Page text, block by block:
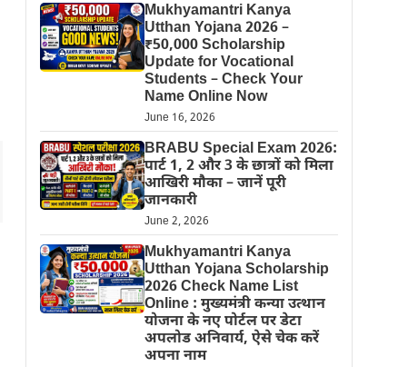
Mukhyamantri Kanya
Utthan Yojana 2026 –
₹50,000 Scholarship
Update for Vocational
Students – Check Your
Name Online Now
June 16, 2026
BRABU Special Exam 2026:
पार्ट 1, 2 और 3 के छात्रों को मिला
आखिरी मौका – जानें पूरी
जानकारी
June 2, 2026
Mukhyamantri Kanya
Utthan Yojana Scholarship
2026 Check Name List
Online : मुख्यमंत्री कन्या उत्थान
योजना के नए पोर्टल पर डेटा
अपलोड अनिवार्य, ऐसे चेक करें
अपना नाम